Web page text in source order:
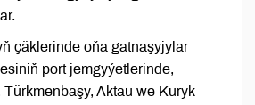
çäklerinde oňa gatnaşyjylar
port jemgyýetlerinde,
Aktau we Kuryk